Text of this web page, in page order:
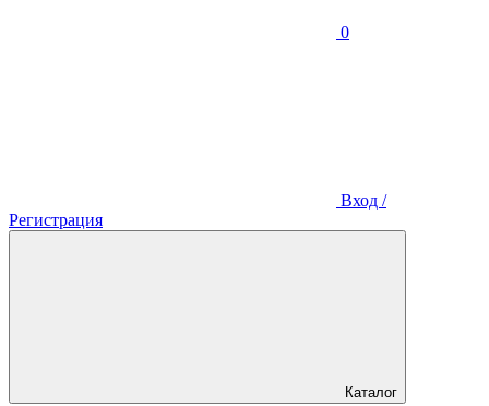
0
Вход /
Регистрация
Каталог